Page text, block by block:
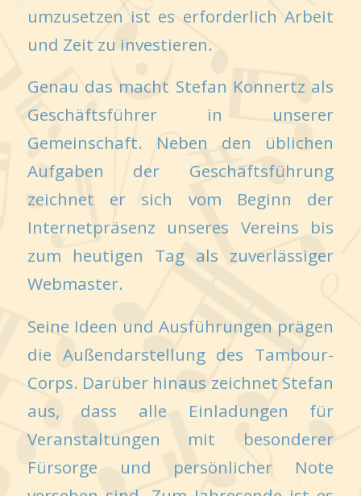
umzusetzen ist es erforderlich Arbeit
und Zeit zu investieren.
Genau das macht Stefan Konnertz als
Geschäftsführer in unserer
Gemeinschaft. Neben den üblichen
Aufgaben der Geschäftsführung
zeichnet er sich vom Beginn der
Internetpräsenz unseres Vereins bis
zum heutigen Tag als zuverlässiger
Webmaster.
Seine Ideen und Ausführungen prägen
die Außendarstellung des Tambour-
Corps. Darüber hinaus zeichnet Stefan
aus, dass alle Einladungen für
Veranstaltungen mit besonderer
Fürsorge und persönlicher Note